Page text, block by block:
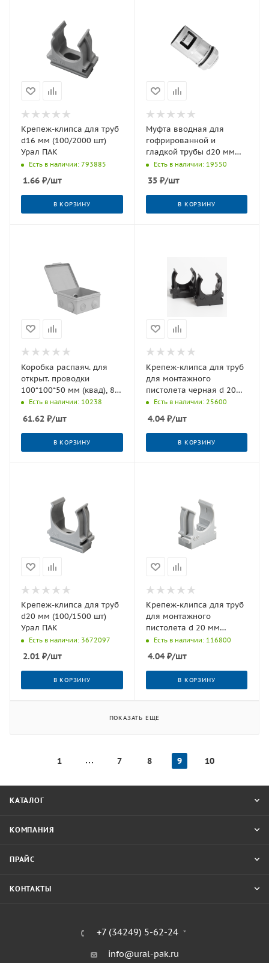
Крепеж-клипса для труб
d16 мм (100/2000 шт)
Урал ПАК
Есть в наличии: 793885
1.66 ₽/шт
В КОРЗИНУ
Муфта вводная для
гофрированной и
гладкой трубы d20 мм
(50/350 шт) Урал ПАК
Есть в наличии: 19550
35₽/шт
В КОРЗИНУ
Коробка распаяч. для
открыт. проводки
100*100*50 мм (квад), 8
входов (гермовв) IP54
(60 шт) Урал ПАК
Есть в наличии: 10238
61.62 ₽/шт
В КОРЗИНУ
Крепеж-клипса для труб
для монтажного
пистолета черная d 20
мм (100/1500 шт) Урал
Есть в наличии: 25600
4.04₽/шт
В КОРЗИНУ
Крепеж-клипса для труб
d20 мм (100/1500 шт)
Урал ПАК
Есть в наличии: 3672097
2.01 ₽/шт
В КОРЗИНУ
Крепеж-клипса для труб
для монтажного
пистолета d 20 мм
(100/1500), шт
Есть в наличии: 116800
4.04₽/шт
В КОРЗИНУ
ПОКАЗАТЬ ЕЩЕ
1 7 8 9 10
КАТАЛОГ
КОМПАНИЯ
ПРАЙС
КОНТАКТЫ
+7 (34249) 5-62-24
info@ural-pak.ru